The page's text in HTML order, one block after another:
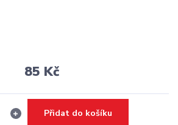
85 Kč
Přidat do košíku